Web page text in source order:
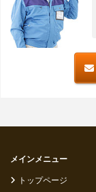
メインメニュー
トップページ